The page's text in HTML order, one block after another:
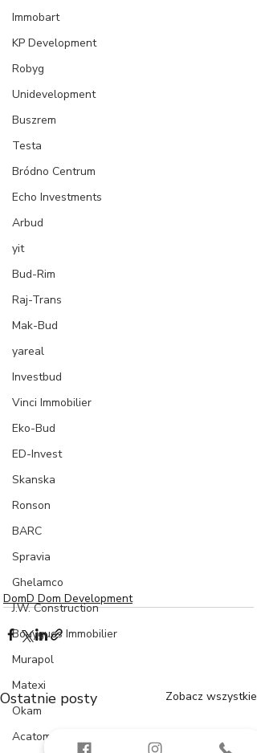
Immobart
KP Development
Robyg
Unidevelopment
Buszrem
Testa
Bródno Centrum
Echo Investments
Arbud
yit
Bud-Rim
Raj-Trans
Mak-Bud
yareal
Investbud
Vinci Immobilier
Eko-Bud
ED-Invest
Skanska
Ronson
BARC
Spravia
Ghelamco
J.W. Construction
Bouygues Immobilier
Murapol
Matexi
Okam
Acatom
DomD Dom Development
Ostatnie posty Zobacz wszystkie